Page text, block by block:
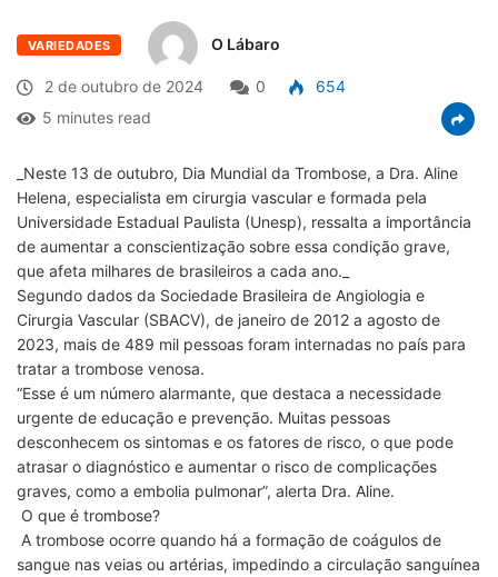
VARIEDADES O Lábaro
2 de outubro de 2024 0
654
5 minutes read
_Neste 13 de outubro, Dia Mundial da Trombose, a Dra. Aline
Helena, especialista em cirurgia vascular e formada pela
Universidade Estadual Paulista (Unesp), ressalta a importância
de aumentar a conscientização sobre essa condição grave,
que afeta milhares de brasileiros a cada ano._
Segundo dados da Sociedade Brasileira de Angiologia e
Cirurgia Vascular (SBACV), de janeiro de 2012 a agosto de
2023, mais de 489 mil pessoas foram internadas no país para
tratar a trombose venosa.
“Esse é um número alarmante, que destaca a necessidade
urgente de educação e prevenção. Muitas pessoas
desconhecem os sintomas e os fatores de risco, o que pode
atrasar o diagnóstico e aumentar o risco de complicações
graves, como a embolia pulmonar”, alerta Dra. Aline.
O que é trombose?
A trombose ocorre quando há a formação de coágulos de
sangue nas veias ou artérias, impedindo a circulação sanguínea